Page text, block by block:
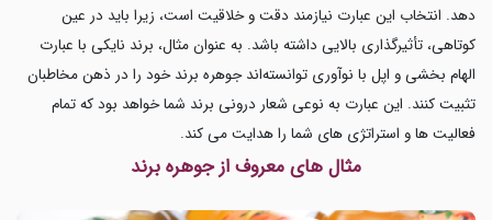
دهد. انتخاب این عبارت نیازمند دقت و خلاقیت است، زیرا باید در عین
کوتاهی، تأثیرگذاری بالایی داشته باشد. به عنوان مثال، برند نایکی با عبارت
الهام بخشی و اپل با نوآوری توانسته‌اند جوهره برند خود را در ذهن مخاطبان
تثبیت کنند. این عبارت به نوعی شعار درونی برند شما خواهد بود که تمام
فعالیت ها و استراتژی های شما را هدایت می کند.
مثال های معروف از جوهره برند